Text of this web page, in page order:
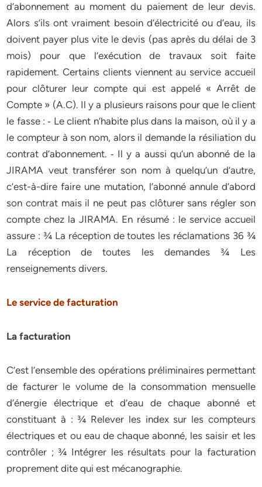
d’abonnement au moment du paiement de leur devis.
Alors s’ils ont vraiment besoin d’électricité ou d’eau, ils
doivent payer plus vite le devis (pas après du délai de 3
mois) pour que l’exécution de travaux soit faite
rapidement. Certains clients viennent au service accueil
pour clôturer leur compte qui est appelé « Arrêt de
Compte » (A.C). Il y a plusieurs raisons pour que le client
le fasse : ‐ Le client n’habite plus dans la maison, où il y a
le compteur à son nom, alors il demande la résiliation du
contrat d’abonnement. ‐ Il y a aussi qu’un abonné de la
JIRAMA veut transférer son nom à quelqu’un d’autre,
c’est-à-dire faire une mutation, l’abonné annule d’abord
son contrat mais il ne peut pas clôturer sans régler son
compte chez la JIRAMA. En résumé : le service accueil
assure : ¾ La réception de toutes les réclamations 36 ¾
La réception de toutes les demandes ¾ Les
renseignements divers.
Le service de facturation
La facturation
C’est l’ensemble des opérations préliminaires permettant
de facturer le volume de la consommation mensuelle
d’énergie électrique et d’eau de chaque abonné et
constituant à : ¾ Relever les index sur les compteurs
électriques et ou eau de chaque abonné, les saisir et les
contrôler ; ¾ Intégrer les résultats pour la facturation
proprement dite qui est mécanographie.